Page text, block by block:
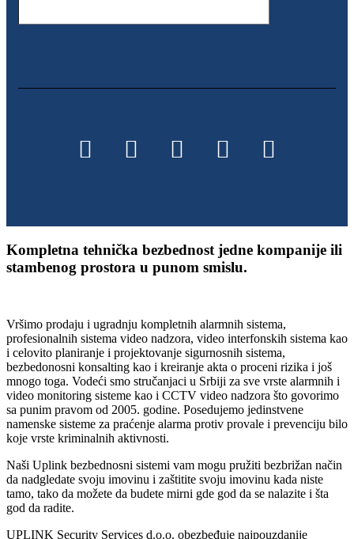
Kompletna tehnička bezbednost jedne kompanije ili
stambenog prostora u punom smislu.
Vršimo prodaju i ugradnju kompletnih alarmnih sistema,
profesionalnih sistema video nadzora, video interfonskih sistema kao
i celovito planiranje i projektovanje sigurnosnih sistema,
bezbedonosni konsalting kao i kreiranje akta o proceni rizika i još
mnogo toga. Vodeći smo stručanjaci u Srbiji za sve vrste alarmnih i
video monitoring sisteme kao i CCTV video nadzora što govorimo
sa punim pravom od 2005. godine. Posedujemo jedinstvene
namenske sisteme za praćenje alarma protiv provale i prevenciju bilo
koje vrste kriminalnih aktivnosti.
Naši Uplink bezbednosni sistemi vam mogu pružiti bezbrižan način
da nadgledate svoju imovinu i zaštitite svoju imovinu kada niste
tamo, tako da možete da budete mirni gde god da se nalazite i šta
god da radite.
UPLINK Security Services d.o.o. obezbeđuje najpouzdanije